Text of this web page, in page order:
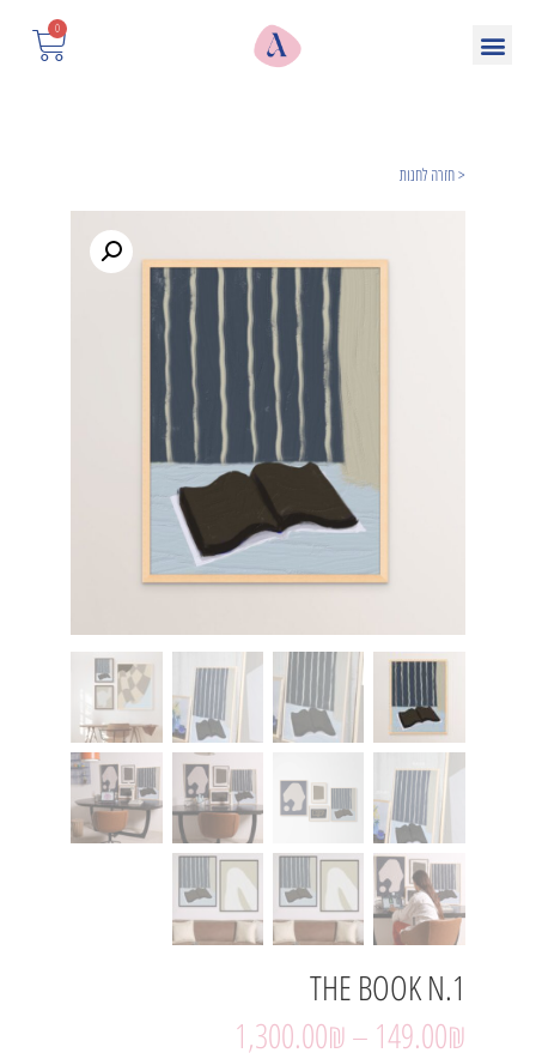
0
< חזרה לחנות
THE BOOK N.1
149.00₪
–
1,300.00₪